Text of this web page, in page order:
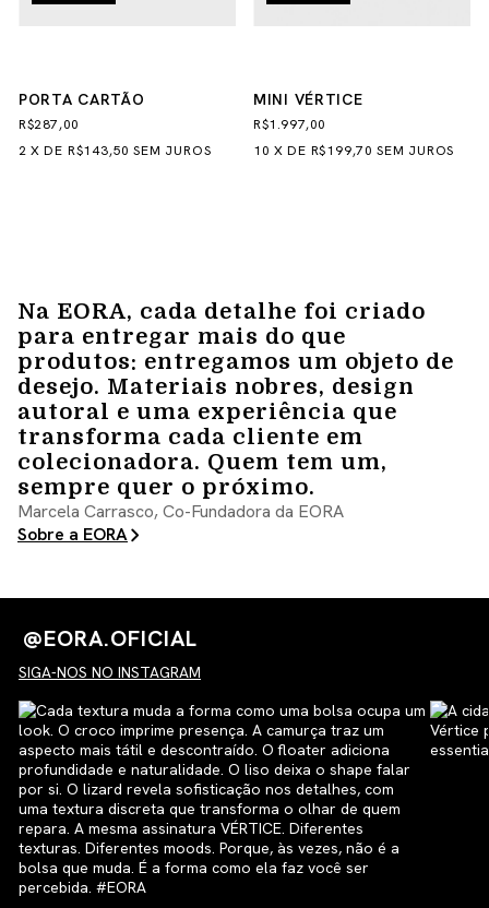
PORTA CARTÃO
R$287,00
2 XDE R$143,50 SEM JUROS
MINI VÉRTICE
R$1.997,00
10 XDE R$199,70 SEM JUROS
Na EORA, cada detalhe foi criado
para entregar mais do que
produtos: entregamos um objeto de
desejo. Materiais nobres, design
autoral e uma experiência que
transforma cada cliente em
colecionadora. Quem tem um,
sempre quer o próximo.
Marcela Carrasco, Co-Fundadora da EORA
Sobre a EORA
@EORA.OFICIAL
SIGA-NOS NO INSTAGRAM